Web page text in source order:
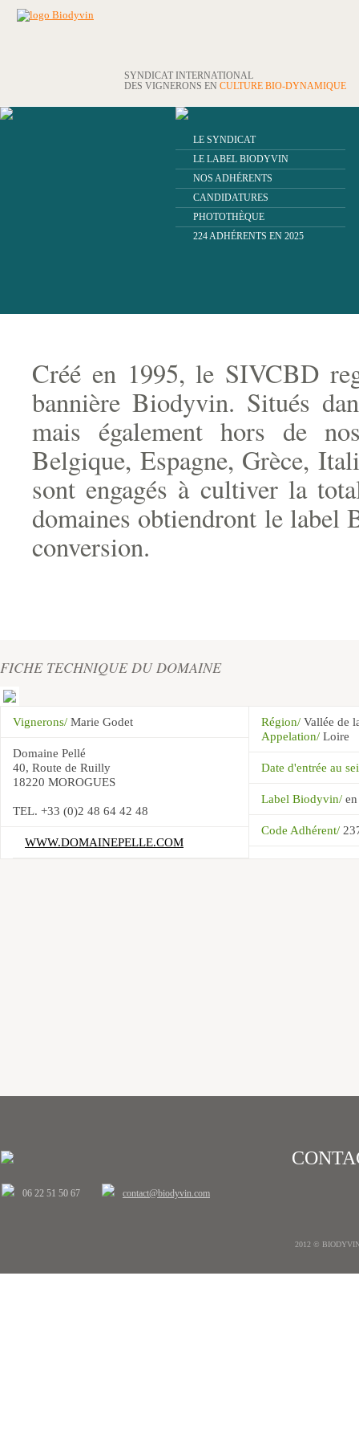
SYNDICAT INTERNATIONAL
DES VIGNERONS EN CULTURE BIO-DYNAMIQUE
LE SYNDICAT
LE LABEL BIODYVIN
NOS ADHÉRENTS
CANDIDATURES
PHOTOTHÈQUE
224 ADHÉRENTS EN 2025
Créé en 1995, le SIVCBD
bannière Biodyvin. Situés
mais également hors de
Belgique, Espagne, Grèce,
sont engagés à cultiver la
domaines obtiendront le label
conversion.
FICHE TECHNIQUE DU DOMAINE
Vignerons/ Marie Godet
Domaine Pellé
40, Route de Ruilly
18220 MOROGUES
TEL. +33 (0)2 48 64 42 48
WWW.DOMAINEPELLE.COM
Région/ Vallée de
Appelation/ Loire
Date d'entrée au
Label Biodyvin/
Code Adhérent/
06 22 51 50 67 contact@biodyvin.com
2012 ©